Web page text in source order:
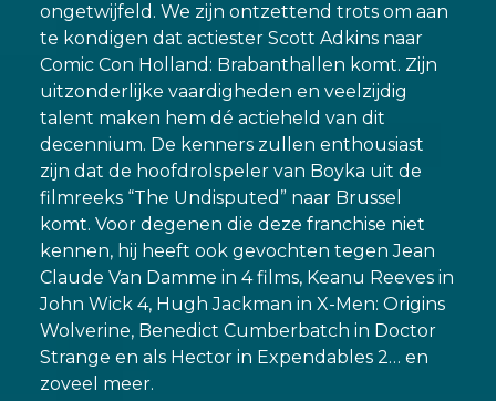
ongetwijfeld. We zijn ontzettend trots om aan
te kondigen dat actiester Scott Adkins naar
Comic Con Holland: Brabanthallen komt. Zijn
uitzonderlijke vaardigheden en veelzijdig
talent maken hem dé actieheld van dit
decennium. De kenners zullen enthousiast
zijn dat de hoofdrolspeler van Boyka uit de
filmreeks “The Undisputed” naar Brussel
komt. Voor degenen die deze franchise niet
kennen, hij heeft ook gevochten tegen Jean
Claude Van Damme in 4 films, Keanu Reeves in
John Wick 4, Hugh Jackman in X-Men: Origins
Wolverine, Benedict Cumberbatch in Doctor
Strange en als Hector in Expendables 2… en
zoveel meer.